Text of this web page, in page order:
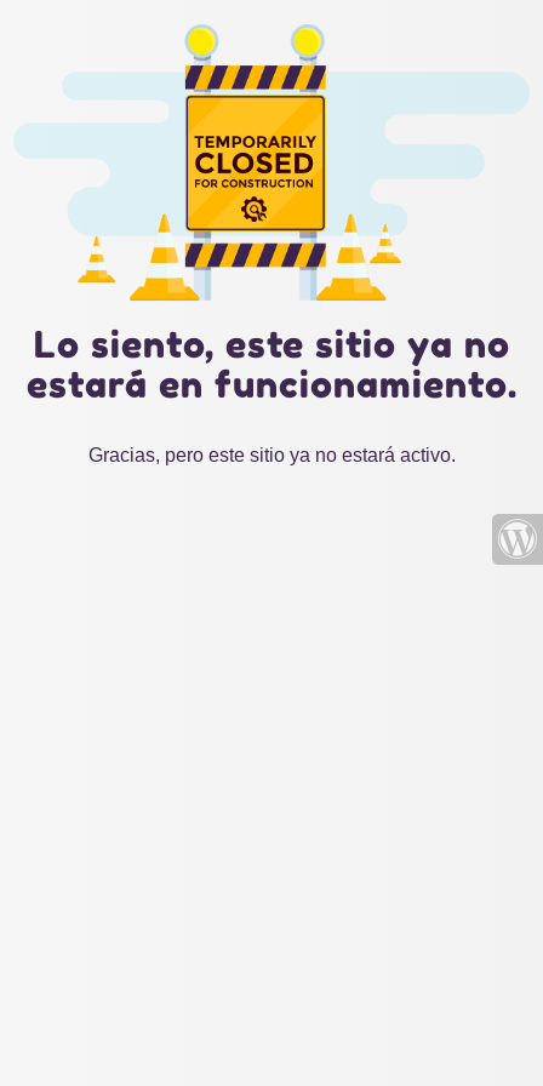
Lo siento, este sitio ya no
estará en funcionamiento.
Gracias, pero este sitio ya no estará activo.